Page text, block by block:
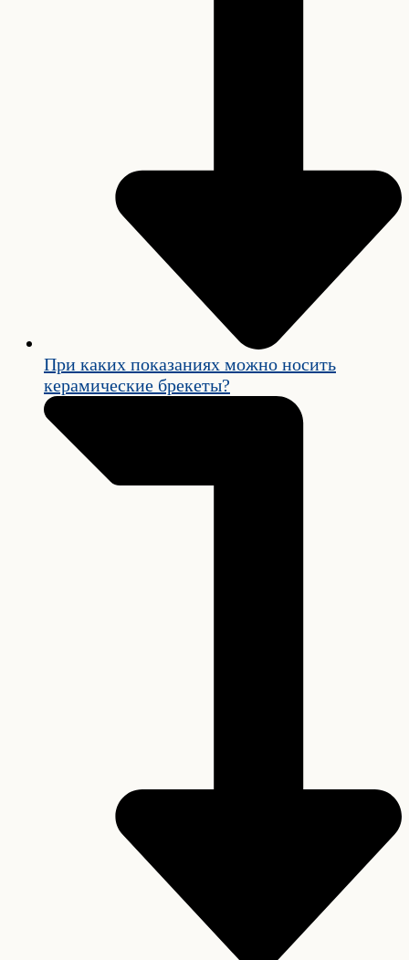
При каких показаниях можно носить
керамические брекеты?